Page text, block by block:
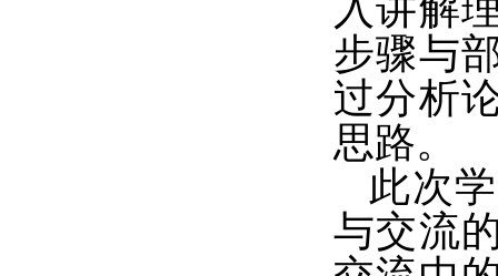
入讲解
步骤与
过分析
思路。
此次
与交流